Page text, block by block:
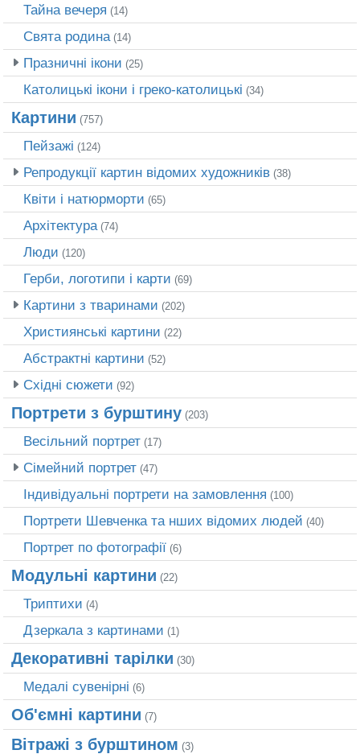
Тайна вечеря (14)
Свята родина (14)
Празничні ікони (25)
Католицькі ікони і греко-католицькі (34)
Картини (757)
Пейзажі (124)
Репродукції картин відомих художників (38)
Квіти і натюрморти (65)
Архітектура (74)
Люди (120)
Герби, логотипи і карти (69)
Картини з тваринами (202)
Християнські картини (22)
Абстрактні картини (52)
Східні сюжети (92)
Портрети з бурштину (203)
Весільний портрет (17)
Сімейний портрет (47)
Індивідуальні портрети на замовлення (100)
Портрети Шевченка та нших відомих людей (40)
Портрет по фотографії (6)
Модульні картини (22)
Триптихи (4)
Дзеркала з картинами (1)
Декоративні тарілки (30)
Медалі сувенірні (6)
Об'ємні картини (7)
Вітражі з бурштином (3)